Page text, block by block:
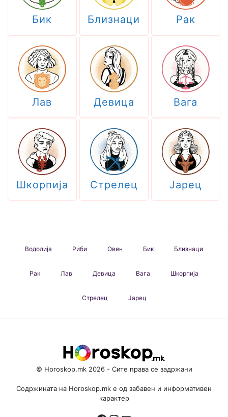
Бик Близнаци Рак
Лав Девица Вага
Шкорпија Стрелец Јарец
Водолија Риби Овен Бик Близнаци
Рак Лав Девица Вага Шкорпија
Стрелец Јарец
© Horoskop.mk 2026 - Сите права се задржани
Содржината на Horoskop.mk е од забавен и информативен
карактер